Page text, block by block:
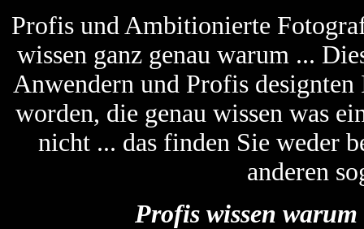
Profis und Ambitionierte
wissen ganz genau warum ...
Anwendern und Profis
worden, die genau wissen was
nicht ... das finden Sie weder
anderen
Profis wissen